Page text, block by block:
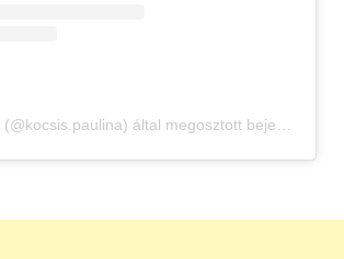
Kocsis Paulina (@kocsis.paulina) által megosztott bejegyzés